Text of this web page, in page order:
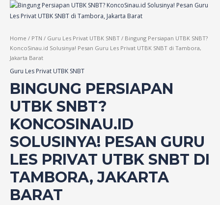
Home / PTN / Guru Les Privat UTBK SNBT / Bingung Persiapan UTBK SNBT?
KoncoSinau.id Solusinya! Pesan Guru Les Privat UTBK SNBT di Tambora,
Jakarta Barat
Guru Les Privat UTBK SNBT
BINGUNG PERSIAPAN
UTBK SNBT?
KONCOSINAU.ID
SOLUSINYA! PESAN GURU
LES PRIVAT UTBK SNBT DI
TAMBORA, JAKARTA
BARAT